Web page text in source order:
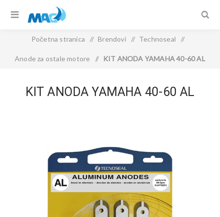
Početna stranica / Brendovi / Technoseal /
Anode za ostale motore / KIT ANODA YAMAHA 40-60 AL
KIT ANODA YAMAHA 40-60 AL